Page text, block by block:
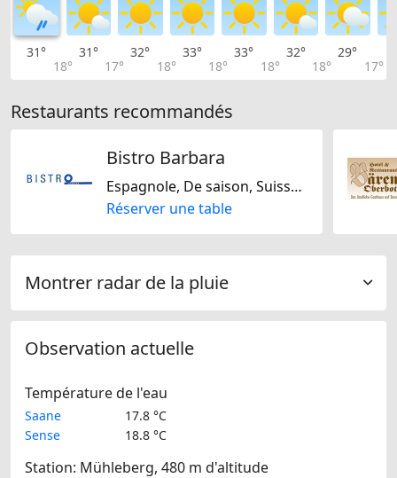
31°
18°
31°
17°
32°
18°
33°
18°
33°
18°
32°
18°
29°
17°
Restaurants recommandés
Bistro Barbara
Espagnole, De saison, Suisse, Italienne, Régionale
Réserver une table
Montrer radar de la pluie
Observation actuelle
Température de l'eau
Saane
17.8 °C
Sense
18.8 °C
Station: Mühleberg, 480 m d'altitude